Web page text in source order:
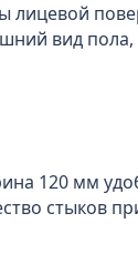
лицевой
вид
120 мм
стыков